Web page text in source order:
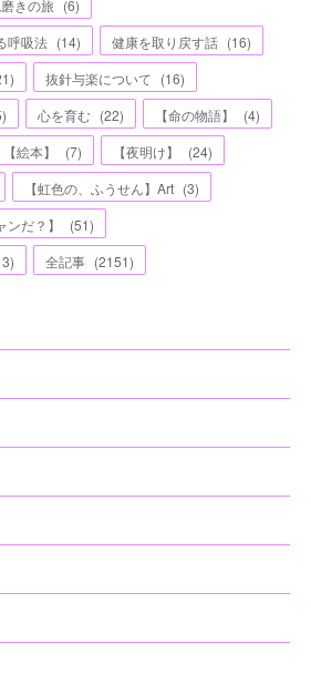
きの旅 (6)
呼吸法 (14) 健康を取り戻す話 (16)
) 抜針与楽について (16)
) 心を育む (22) 【命の物語】 (4)
【絵本】 (7) 【夜明け】 (24)
【虹色の、ふうせん】Art (3)
だ？】
(51)
) 全記事 (2151)